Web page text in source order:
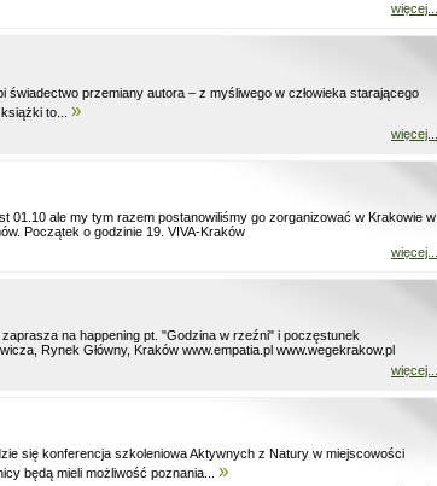
więcej...
przemiany autora – z myśliwego w człowieka starającego
to... »
więcej...
01.10 ale my tym razem postanowiliśmy go zorganizować w Krakowie w
Początek o godzinie 19. VIVA-Kraków
więcej...
na happening pt. "Godzina w rzeźni" i poczęstunek
Rynek Główny, Kraków www.empatia.pl www.wegekrakow.pl
więcej...
się konferencja szkoleniowa Aktywnych z Natury w miejscowości
będą mieli możliwość poznania... »